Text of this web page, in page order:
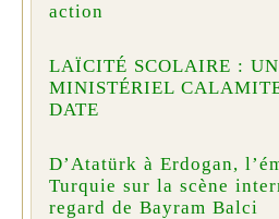
action
LAÏCITÉ SCOLAIRE :
MINISTÉRIEL
DATE
D’Atatürk à Erdogan,
Turquie sur la scène
regard de Bayram Balci